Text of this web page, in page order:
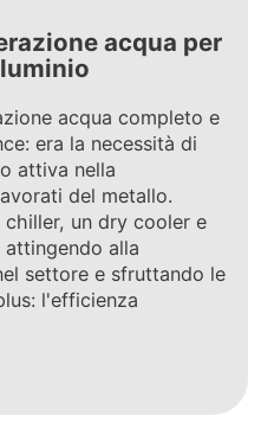
acqua per
acqua completo e
era la necessità di
attiva nella
del metallo.
un dry cooler e
alla
settore e sfruttando le
l'efficienza